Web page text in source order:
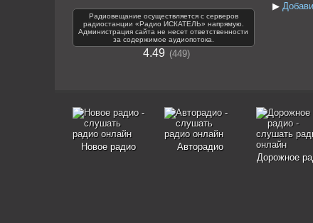
Радиовещание осуществляется с серверов
радиостанции «Радио ИСКАТЕЛЬ» напрямую.
Администрация сайта не несет ответственности
за содержимое аудиопотока.
4.49 449
▶
Новое радио
Авторадио
Дорожное